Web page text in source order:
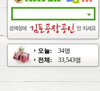
오늘:
34명
전체:
33,543명